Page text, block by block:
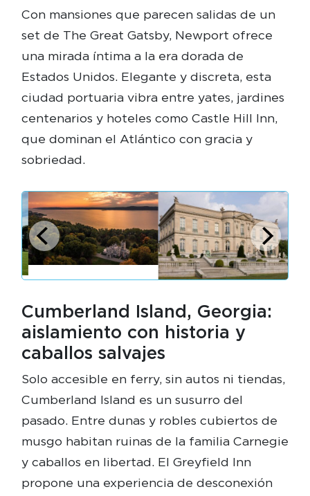
Con mansiones que parecen salidas de un
set de The Great Gatsby, Newport ofrece
una mirada íntima a la era dorada de
Estados Unidos. Elegante y discreta, esta
ciudad portuaria vibra entre yates, jardines
centenarios y hoteles como Castle Hill Inn,
que dominan el Atlántico con gracia y
sobriedad.
Cumberland Island, Georgia:
aislamiento con historia y
caballos salvajes
Solo accesible en ferry, sin autos ni tiendas,
Cumberland Island es un susurro del
pasado. Entre dunas y robles cubiertos de
musgo habitan ruinas de la familia Carnegie
y caballos en libertad. El Greyfield Inn
propone una experiencia de desconexión